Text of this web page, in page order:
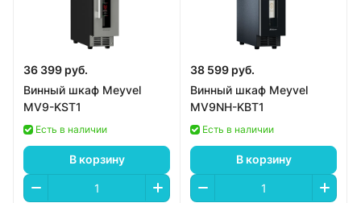
36 399 руб.
Винный шкаф Meyvel
MV9-KST1
Есть в наличии
В корзину
38 599 руб.
Винный шкаф Meyvel
MV9NH-KBT1
Есть в наличии
В корзину